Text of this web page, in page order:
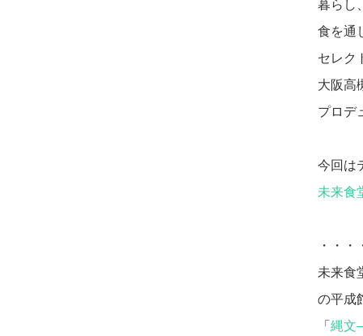
暮らし
食を通
セレク
大阪高
プロデ
今回は
未来食
・・
未来食
の平成
「縄文